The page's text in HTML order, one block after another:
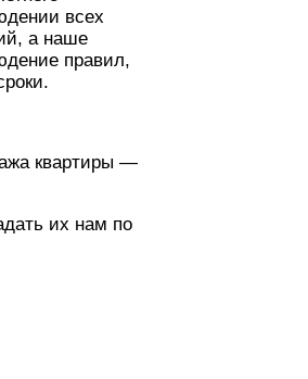
всех
а наше
правил,
квартиры —
их нам по